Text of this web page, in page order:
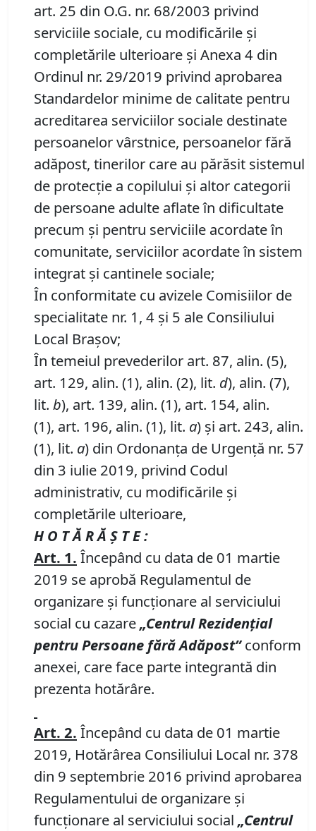
art. 25 din O.G. nr. 68/2003 privind
serviciile sociale, cu modificările şi
completările ulterioare și Anexa 4 din
Ordinul nr. 29/2019 privind aprobarea
Standardelor minime de calitate pentru
acreditarea serviciilor sociale destinate
persoanelor vârstnice, persoanelor fără
adăpost, tinerilor care au părăsit sistemul
de protecţie a copilului şi altor categorii
de persoane adulte aflate în dificultate
precum şi pentru serviciile acordate în
comunitate, serviciilor acordate în sistem
integrat şi cantinele sociale;
În conformitate cu avizele Comisiilor de
specialitate nr. 1, 4 și 5 ale Consiliului
Local Brașov;
În temeiul prevederilor art. 87, alin. (5),
art. 129, alin. (1), alin. (2), lit. d), alin. (7),
lit. b), art. 139, alin. (1), art. 154, alin.
(1), art. 196, alin. (1), lit. a) și art. 243, alin.
(1), lit. a) din Ordonanța de Urgență nr. 57
din 3 iulie 2019, privind Codul
administrativ, cu modificările și
completările ulterioare,
H O T Ă R Ă Ş T E :
Art. 1. Începând cu data de 01 martie
2019 se aprobă Regulamentul de
organizare şi funcţionare al serviciului
social cu cazare„Centrul Rezidenţial
pentru Persoane fără Adăpost”conform
anexei, care face parte integrantă din
prezenta hotărâre.
Art. 2. Începând cu data de 01 martie
2019, Hotărârea Consiliului Local nr. 378
din 9 septembrie 2016 privind aprobarea
Regulamentului de organizare şi
funcţionare al serviciului social „Centrul